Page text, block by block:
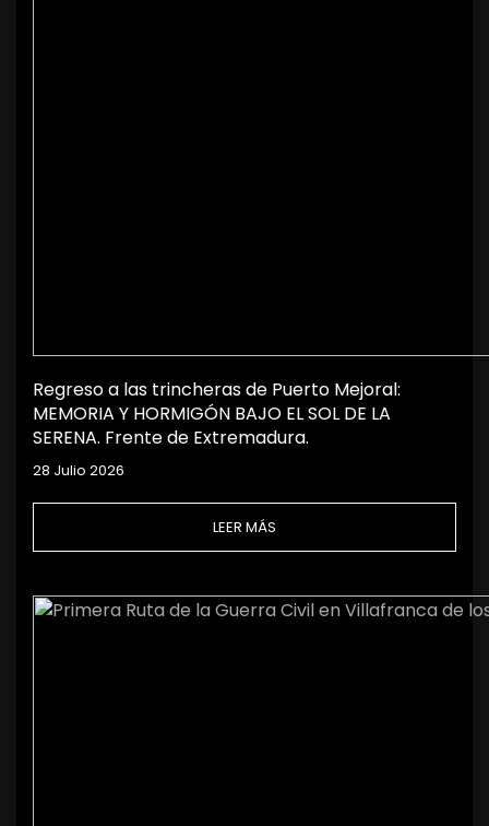
Regreso a las trincheras de Puerto Mejoral:
MEMORIA Y HORMIGÓN BAJO EL SOL DE LA
SERENA. Frente de Extremadura.
28 Julio 2026
LEER MÁS